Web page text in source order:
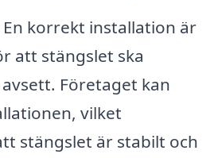
En korrekt installation är
att stängslet ska
Företaget kan
vilket
stängslet är stabilt och